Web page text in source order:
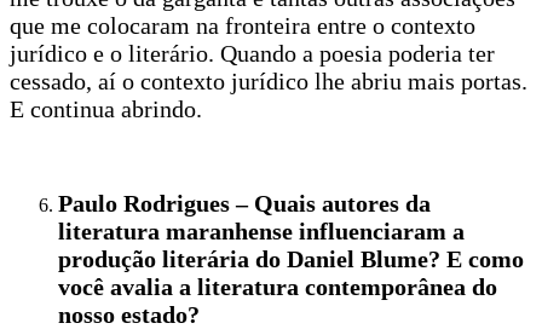
que me colocaram na fronteira entre o contexto
jurídico e o literário. Quando a poesia poderia ter
cessado, aí o contexto jurídico lhe abriu mais portas.
E continua abrindo.
Paulo Rodrigues – Quais autores da
literatura maranhense influenciaram a
produção literária do Daniel Blume? E como
você avalia a literatura contemporânea do
nosso estado?